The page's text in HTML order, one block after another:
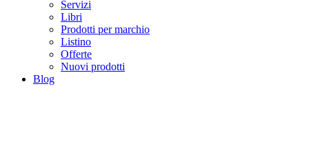
Servizi
Libri
Prodotti per marchio
Listino
Offerte
Nuovi prodotti
Blog